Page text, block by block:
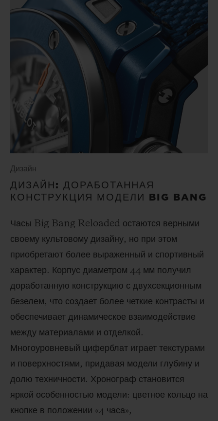
Дизайн
ДИЗАЙН: ДОРАБОТАННАЯ
КОНСТРУКЦИЯ МОДЕЛИ BIG BANG
Часы Big Bang Reloaded остаются верными
своему культовому дизайну, но при этом
приобретают более выраженный и спортивный
характер. Корпус диаметром 44 мм получил
доработанную конструкцию с двухсекционным
безелем, что создает более четкие контрасты и
обеспечивает динамическое взаимодействие
между материалами и отделкой.
Многоуровневый циферблат играет текстурами
и поверхностями, придавая модели глубину и
долю техничности. Хронограф становится
яркой особенностью модели: цветное кольцо на
кнопке в положении «4 часа»,